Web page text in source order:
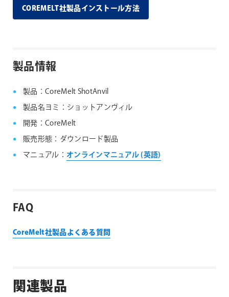
COREMELT社製品インストール方法
製品情報
製品：CoreMelt ShotAnvil
製品名ヨミ：ショットアンヴィル
開発：CoreMelt
販売形態：ダウンロード製品
マニュアル： オンラインマニュアル (英語)
FAQ
CoreMelt社製品よくある質問
関連製品